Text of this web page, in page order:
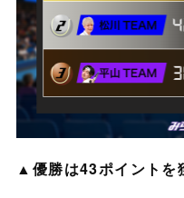
▲優勝は43ポイントを